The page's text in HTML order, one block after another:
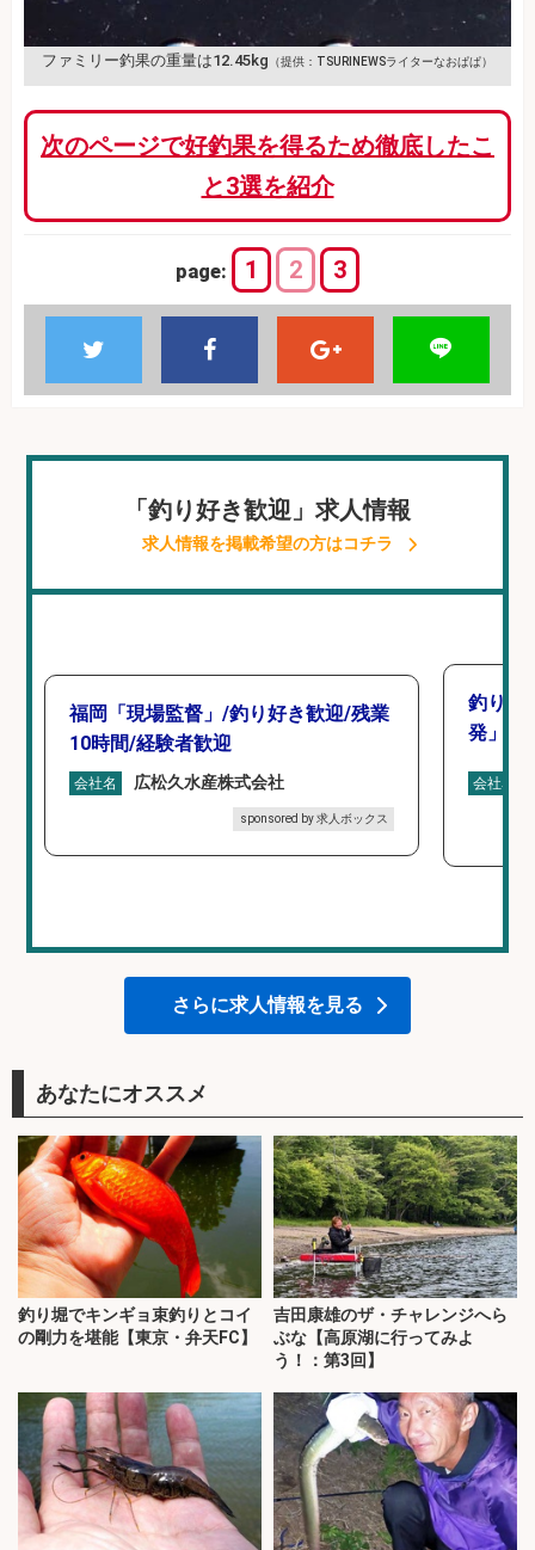
ファミリー釣果の重量は12.45kg （提供：TSURINEWSライターなおぱぱ）
次のページで好釣果を得るため徹底したこ
と3選を紹介
page: 1 2 3
「釣り好き歓迎」求人情報
求人情報を掲載希望の方はコチラ
福岡「現場監督」/釣り好き歓迎/残業
10時間/経験者歓迎
会社名 広松久水産株式会社
sponsored by 求人ボックス
釣り好
発」/
会社名
さらに求人情報を見る
あなたにオススメ
釣り堀でキンギョ束釣りとコイ
の剛力を堪能【東京・弁天FC】
吉田康雄のザ・チャレンジへら
ぶな【高原湖に行ってみよ
う！：第3回】